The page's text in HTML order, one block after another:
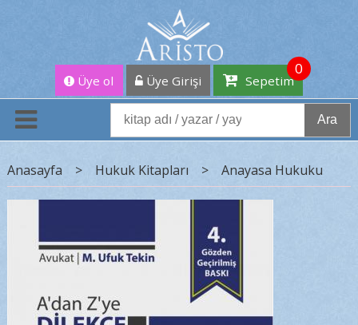
Üye ol Üye Girişi Sepetim
0
Ara
Anasayfa > Hukuk Kitapları > Anayasa Hukuku